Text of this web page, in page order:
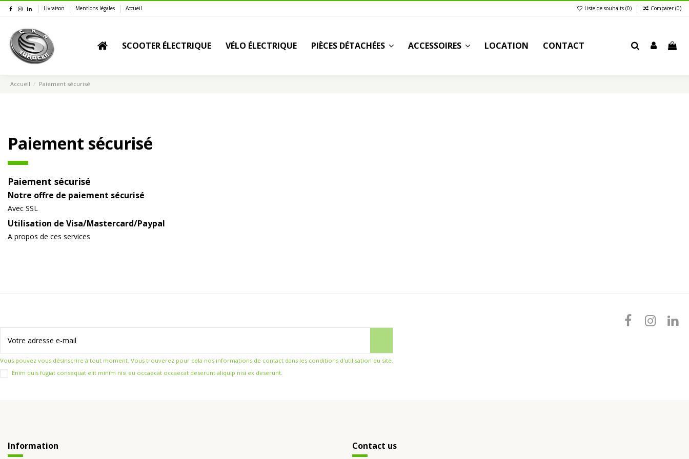
Livraison Mentions légales Accueil Liste de souhaits (0) Comparer (0)
SCOOTER ÉLECTRIQUE VÉLO ÉLECTRIQUE PIÈCES DÉTACHÉES ACCESSOIRES LOCATION CONTACT
Accueil Paiement sécurisé
Paiement sécurisé
Paiement sécurisé
Notre offre de paiement sécurisé
Avec SSL
Utilisation de Visa/Mastercard/Paypal
A propos de ces services
Vous pouvez vous désinscrire à tout moment. Vous trouverez pour cela nos informations de contact dans les conditions d'utilisation du site.
Enim quis fugiat consequat elit minim nisi eu occaecat occaecat deserunt aliquip nisi ex deserunt.
Information Contact us